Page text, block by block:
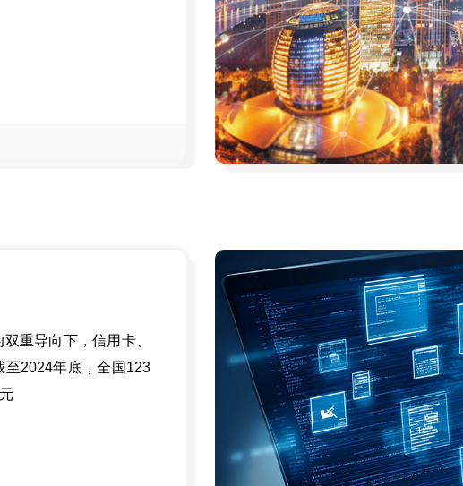
重导向下，信用卡、
至2024年底，全国123